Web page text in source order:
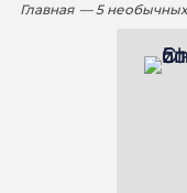
Главная — 5 необычных